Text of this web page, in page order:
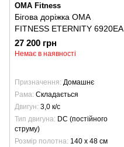
OMA Fitness
Бігова доріжка OMA
FITNESS ETERNITY 6920EA
27 200 грн
Немає в наявності
Призначення Домашнє
Рама Складається
Двигун 3,0 к/с
Тип двигуна DC (постійного
струму)
Розмір полотна 140 х 48 см